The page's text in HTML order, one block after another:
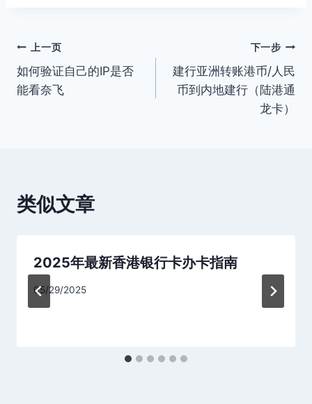
文
章
上一页
如何验证自己的IP是否
能看奈飞
下一步
建行亚洲转账港币/人民
币到内地建行（陆港通
龙卡）
类似文章
2025年最新香港银行卡办卡指南
05/29/2025